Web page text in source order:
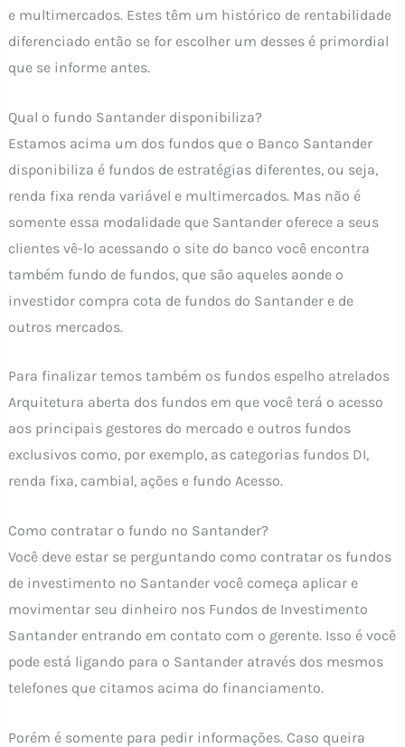
e multimercados. Estes têm um histórico de rentabilidade
diferenciado então se for escolher um desses é primordial
que se informe antes.
Qual o fundo Santander disponibiliza?
Estamos acima um dos fundos que o Banco Santander
disponibiliza é fundos de estratégias diferentes, ou seja,
renda fixa renda variável e multimercados. Mas não é
somente essa modalidade que Santander oferece a seus
clientes vê-lo acessando o site do banco você encontra
também fundo de fundos, que são aqueles aonde o
investidor compra cota de fundos do Santander e de
outros mercados.
Para finalizar temos também os fundos espelho atrelados
Arquitetura aberta dos fundos em que você terá o acesso
aos principais gestores do mercado e outros fundos
exclusivos como, por exemplo, as categorias fundos DI,
renda fixa, cambial, ações e fundo Acesso.
Como contratar o fundo no Santander?
Você deve estar se perguntando como contratar os fundos
de investimento no Santander você começa aplicar e
movimentar seu dinheiro nos Fundos de Investimento
Santander entrando em contato com o gerente. Isso é você
pode está ligando para o Santander através dos mesmos
telefones que citamos acima do financiamento.
Porém é somente para pedir informações. Caso queira